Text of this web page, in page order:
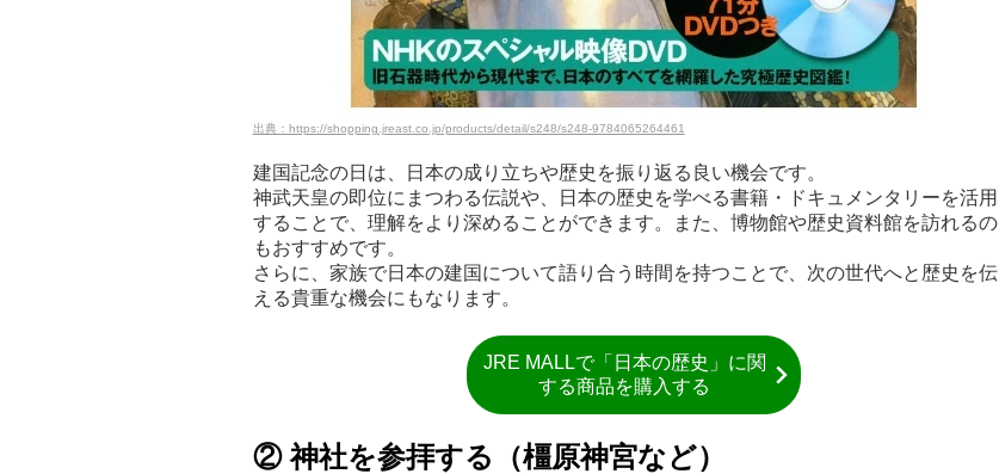
出典：https://shopping.jreast.co.jp/products/detail/s248/s248-9784065264461
建国記念の日は、日本の成り立ちや歴史を振り返る良い機会です。
神武天皇の即位にまつわる伝説や、日本の歴史を学べる書籍・ドキュメンタリーを活用
することで、理解をより深めることができます。また、博物館や歴史資料館を訪れるの
もおすすめです。
さらに、家族で日本の建国について語り合う時間を持つことで、次の世代へと歴史を伝
える貴重な機会にもなります。
JRE MALLで「日本の歴史」に関
する商品を購入する
② 神社を参拝する（橿原神宮など）